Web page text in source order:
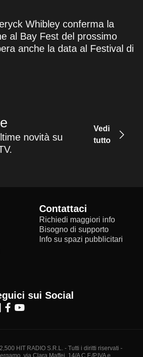
Whibley conferma la
al Bay Fest del prossimo
anche la data al Festival di
novità su
Vedi
tutto
Contattaci
Richiedi maggiori info
Bisogno di supporto
Info su spazi pubblicitari
sui Social
HIT RADIO S.R.L. - Tutti i diritti riservati -
via Clara Maffei, 14/A C.F./P.IVA e